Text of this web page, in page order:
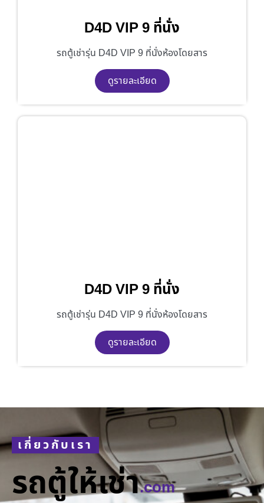
D4D VIP 9 ที่นั่ง
รถตู้เช่ารุ่น D4D VIP 9 ที่นั่งห้องโดยสาร
ดูรายละเอียด
D4D VIP 9 ที่นั่ง
รถตู้เช่ารุ่น D4D VIP 9 ที่นั่งห้องโดยสาร
ดูรายละเอียด
เกี่ยวกับเรา
รถตู้ให้เช่า.com